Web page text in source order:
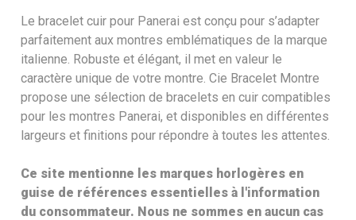
Le bracelet cuir pour Panerai est conçu pour s’adapter
parfaitement aux montres emblématiques de la marque
italienne. Robuste et élégant, il met en valeur le
caractère unique de votre montre. Cie Bracelet Montre
propose une sélection de bracelets en cuir compatibles
pour les montres Panerai, et disponibles en différentes
largeurs et finitions pour répondre à toutes les attentes.
Ce site mentionne les marques horlogères en
guise de références essentielles à l'information
du consommateur. Nous ne sommes en aucun cas